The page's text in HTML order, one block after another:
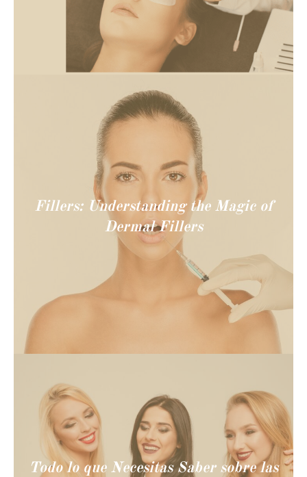
Fillers: Understanding the Magic of
Dermal Fillers
Todo lo que Necesitas Saber sobre las